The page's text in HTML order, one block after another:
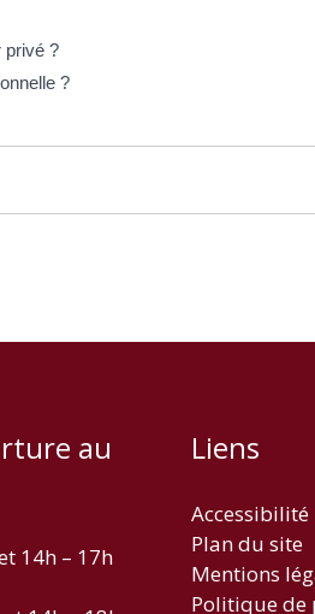
privé ?
?
au
14h – 17h
Liens
Plan du site
Mentions
Politique de